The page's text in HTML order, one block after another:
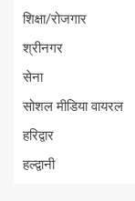
शिक्षा/रोजगार
श्रीनगर
सेना
सोशल मीडिया वायरल
हरिद्वार
हल्द्वानी